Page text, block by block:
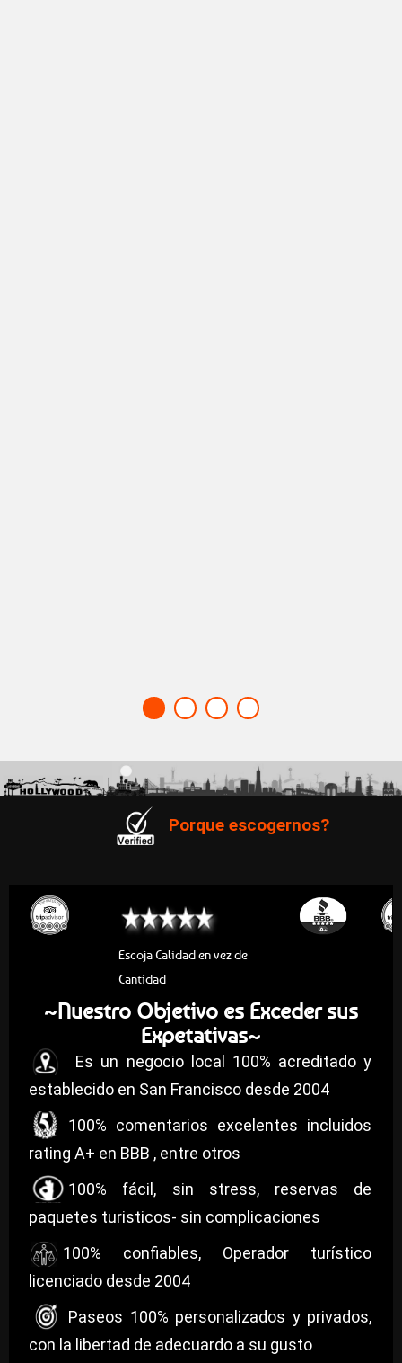
Porque escogernos?
Escoja Calidad en vez de
Cantidad
~Nuestro Objetivo es Exceder sus
Expetativas~
Es un negocio local 100% acreditado y
establecido en San Francisco desde 2004
100% comentarios excelentes incluidos
rating A+ en BBB , entre otros
100% fácil, sin stress, reservas de
paquetes turisticos- sin complicaciones
100% confiables, Operador turístico
licenciado desde 2004
Paseos 100% personalizados y privados,
con la libertad de adecuardo a su gusto